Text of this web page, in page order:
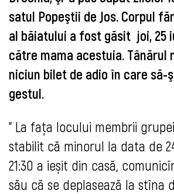
satul Popeştii de Jos. Corpul
al băiatului a fost găsit joi, 25
către mama acestuia. Tânărul
niciun bilet de adio în care să-
gestul.
" La fața locului membrii
stabilit că minorul la data de
21:30 a ieșit din casă,
său că se deplasează la stîna